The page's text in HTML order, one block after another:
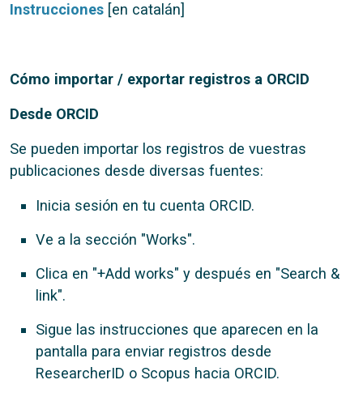
Instrucciones [en catalán]
Cómo importar / exportar registros a ORCID
Desde ORCID
Se pueden importar los registros de vuestras
publicaciones desde diversas fuentes:
Inicia sesión en tu cuenta ORCID.
Ve a la sección "Works".
Clica en "+Add works" y después en "Search &
link".
Sigue las instrucciones que aparecen en la
pantalla para enviar registros desde
ResearcherID o Scopus hacia ORCID.